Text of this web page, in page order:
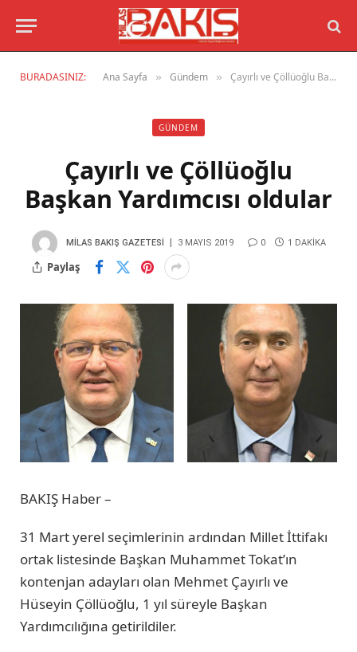
BURADASINIZ: Ana Sayfa » Gündem » Çayırlı ve Çöllüoğlu Başkan Yardımcısı oldular
GÜNDEM
Çayırlı ve Çöllüoğlu
Başkan Yardımcısı oldular
MILAS BAKIŞ GAZETESI 3 MAYIS 2019 0 1 DAKIKA
Paylaş
BAKIŞ Haber –
31 Mart yerel seçimlerinin ardından Millet İttifakı
ortak listesinde Başkan Muhammet Tokat’ın
kontenjan adayları olan Mehmet Çayırlı ve
Hüseyin Çöllüoğlu, 1 yıl süreyle Başkan
Yardımcılığına getirildiler.